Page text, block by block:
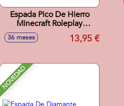
Espada Pico De Hierro
Minecraft Roleplay
21.09x2.80 cm
36 meses 13,95 €
NOVEDAD